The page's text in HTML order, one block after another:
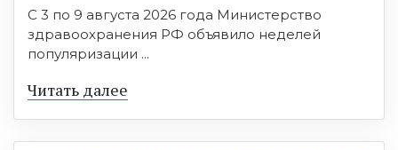
С 3 по 9 августа 2026 года Министерство
здравоохранения РФ объявило неделей
популяризации ...
Читать далее